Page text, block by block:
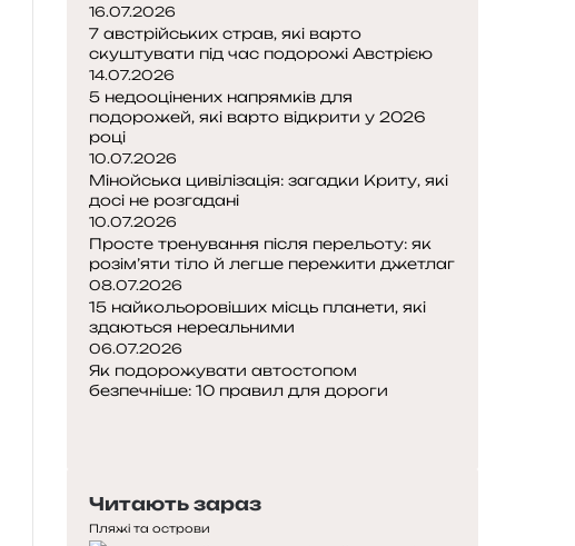
16.07.2026
7 австрійських страв, які варто
скуштувати під час подорожі Австрією
14.07.2026
5 недооцінених напрямків для
подорожей, які варто відкрити у 2026
році
10.07.2026
Мінойська цивілізація: загадки Криту, які
досі не розгадані
10.07.2026
Просте тренування після перельоту: як
розім’яти тіло й легше пережити джетлаг
08.07.2026
15 найкольоровіших місць планети, які
здаються нереальними
06.07.2026
Як подорожувати автостопом
безпечніше: 10 правил для дороги
Читають зараз
Пляжі та острови